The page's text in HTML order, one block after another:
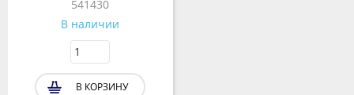
541430
В наличии
В КОРЗИНУ